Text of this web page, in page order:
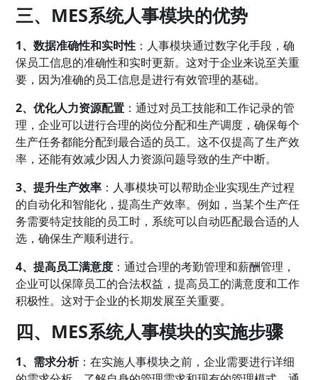
三、MES系统人事模块的优势
1、数据准确性和实时性 ：人事模块通过数字化手段，确
保员工信息的准确性和实时更新。这对于企业来说至关重
要，因为准确的员工信息是进行有效管理的基础。
2、优化人力资源配置 ：通过对员工技能和工作记录的管
理，企业可以进行合理的岗位分配和生产调度，确保每个
生产任务都能分配到最合适的员工。这不仅提高了生产效
率，还能有效减少因人力资源问题导致的生产中断。
3、提升生产效率 ：人事模块可以帮助企业实现生产过程
的自动化和智能化，提高生产效率。例如，当某个生产任
务需要特定技能的员工时，系统可以自动匹配最合适的人
选，确保生产顺利进行。
4、提高员工满意度 ：通过合理的考勤管理和薪酬管理，
企业可以保障员工的合法权益，提高员工的满意度和工作
积极性。这对于企业的长期发展至关重要。
四、MES系统人事模块的实施步骤
1、需求分析：在实施人事模块之前，企业需要进行详细